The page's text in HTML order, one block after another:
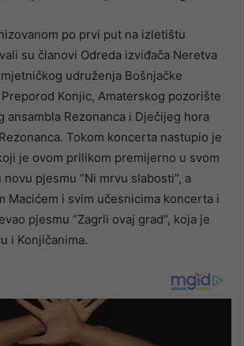
po prvi put na izletištu
su članovi Odreda izviđača Neretva
udruženja Bošnjačke
Konjic, Amaterskog pozorište
ansambla Rezonanca i Dječijeg hora
Tokom koncerta nastupio je
je ovom prilikom premijerno u svom
pjesmu “Ni mrvu slabosti”, a
Macićem i svim učesnicima koncerta i
pjesmu “Zagrli ovaj grad”, koja je
i Konjičanima.